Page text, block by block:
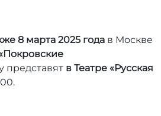
8 марта 2025 года в Москве
представят в Театре «Русская